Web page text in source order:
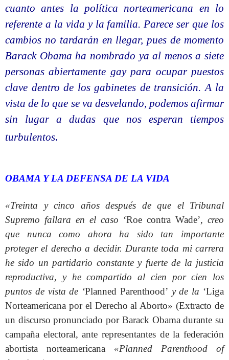
cuanto antes la política norteamericana en lo
referente a la vida y la familia. Parece ser que los
cambios no tardarán en llegar, pues de momento
Barack Obama ha nombrado ya al menos a siete
personas abiertamente gay para ocupar puestos
clave dentro de los gabinetes de transición. A la
vista de lo que se va desvelando, podemos afirmar
sin lugar a dudas que nos esperan tiempos
turbulentos.
OBAMA Y LA DEFENSA DE LA VIDA
«Treinta y cinco años después de que el Tribunal
Supremo fallara en el caso ‘Roe contra Wade’, creo
que nunca como ahora ha sido tan importante
proteger el derecho a decidir. Durante toda mi carrera
he sido un partidario constante y fuerte de la justicia
reproductiva, y he compartido al cien por cien los
puntos de vista de ‘Planned Parenthood’ y de la ‘Liga
Norteamericana por el Derecho al Aborto» (Extracto de
un discurso pronunciado por Barack Obama durante su
campaña electoral, ante representantes de la federación
abortista norteamericana «Planned Parenthood of